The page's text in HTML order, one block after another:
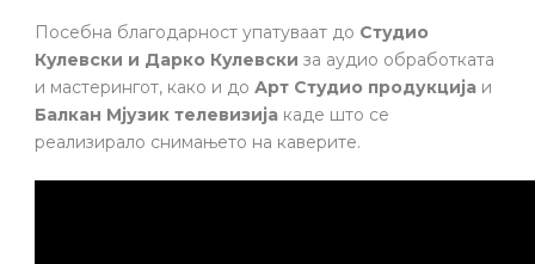
Посебна благодарност упатуваат до Студио
Кулевски и Дарко Кулевски за аудио обработката
и мастерингот, како и до Арт Студио продукција и
Балкан Мјузик телевизија каде што се
реализирало снимањето на каверите.